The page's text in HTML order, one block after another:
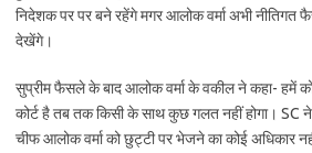
निदेशक पर पर बने रहेंगे मगर आलोक वर्मा अभी नीतिगत
देखेंगे।
सुप्रीम फैसले के बाद आलोक वर्मा के वकील ने कहा- हमें
कोर्ट है तब तक किसी के साथ कुछ गलत नहीं होगा। SC
चीफ आलोक वर्मा को छुट्टी पर भेजने का कोई अधिकार